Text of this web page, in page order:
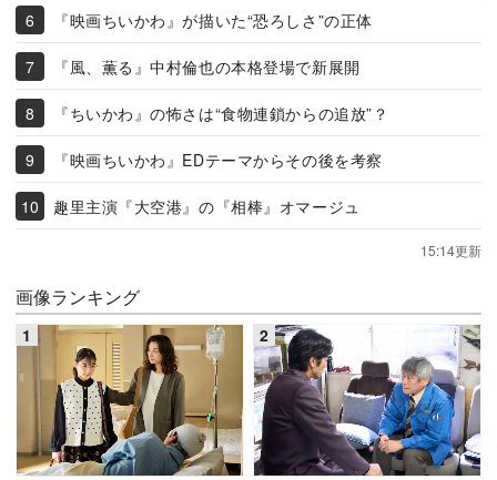
『映画ちいかわ』が描いた“恐ろしさ”の正体
『風、薫る』中村倫也の本格登場で新展開
『ちいかわ』の怖さは“食物連鎖からの追放”？
『映画ちいかわ』EDテーマからその後を考察
趣里主演『大空港』の『相棒』オマージュ
15:14更新
画像ランキング